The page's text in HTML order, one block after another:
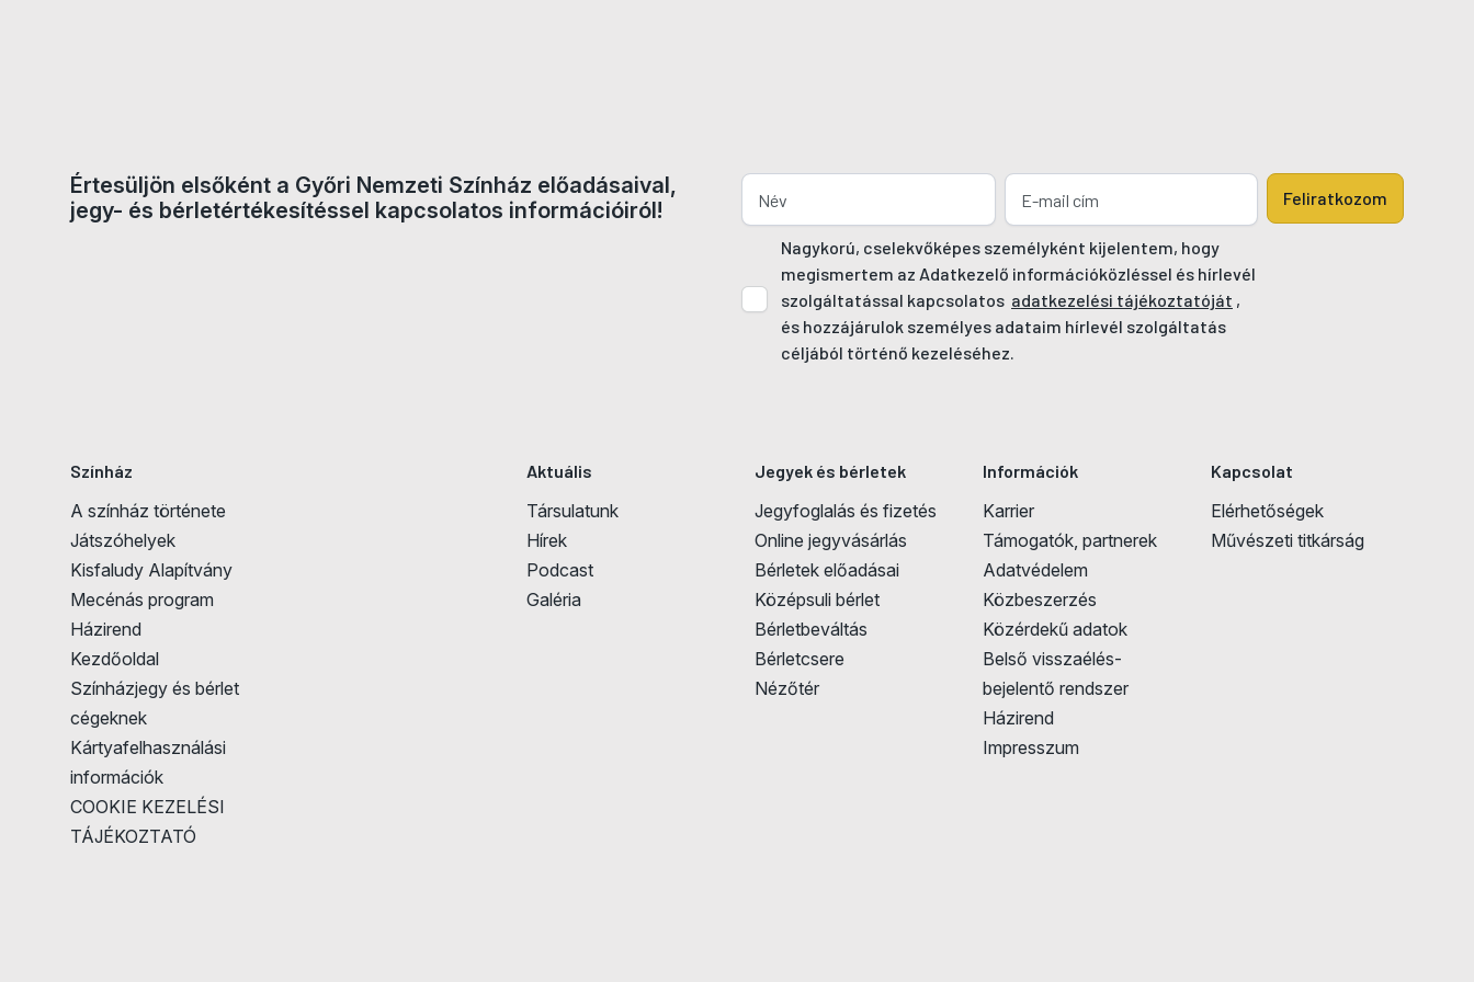
Értesüljön elsőként a Győri Nemzeti Színház előadásaival,
jegy- és bérletértékesítéssel kapcsolatos információiról!
Nagykorú, cselekvőképes személyként kijelentem, hogy
megismertem az Adatkezelő információközléssel és hírlevél
szolgáltatással kapcsolatos adatkezelési tájékoztatóját ,
és hozzájárulok személyes adataim hírlevél szolgáltatás
céljából történő kezeléséhez.
Feliratkozom
Színház
A színház története
Játszóhelyek
Kisfaludy Alapítvány
Mecénás program
Házirend
Kezdőoldal
Színházjegy és bérlet
cégeknek
Kártyafelhasználási
információk
COOKIE KEZELÉSI
TÁJÉKOZTATÓ
Aktuális
Társulatunk
Hírek
Podcast
Galéria
Jegyek és bérletek
Jegyfoglalás és fizetés
Online jegyvásárlás
Bérletek előadásai
Középsuli bérlet
Bérletbeváltás
Bérletcsere
Nézőtér
Információk
Karrier
Támogatók, partnerek
Adatvédelem
Közbeszerzés
Közérdekű adatok
Belső visszaélés-
bejelentő rendszer
Házirend
Impresszum
Kapcsolat
Elérhetőségek
Művészeti titkárság